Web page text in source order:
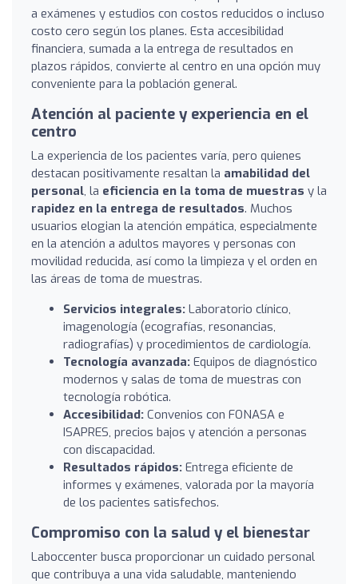
a exámenes y estudios con costos reducidos o incluso
costo cero según los planes. Esta accesibilidad
financiera, sumada a la entrega de resultados en
plazos rápidos, convierte al centro en una opción muy
conveniente para la población general.
Atención al paciente y experiencia en el
centro
La experiencia de los pacientes varía, pero quienes
destacan positivamente resaltan la amabilidad del
personal, la eficiencia en la toma de muestras y la
rapidez en la entrega de resultados. Muchos
usuarios elogian la atención empática, especialmente
en la atención a adultos mayores y personas con
movilidad reducida, así como la limpieza y el orden en
las áreas de toma de muestras.
Servicios integrales: Laboratorio clínico,
imagenología (ecografías, resonancias,
radiografías) y procedimientos de cardiología.
Tecnología avanzada: Equipos de diagnóstico
modernos y salas de toma de muestras con
tecnología robótica.
Accesibilidad: Convenios con FONASA e
ISAPRES, precios bajos y atención a personas
con discapacidad.
Resultados rápidos: Entrega eficiente de
informes y exámenes, valorada por la mayoría
de los pacientes satisfechos.
Compromiso con la salud y el bienestar
Laboccenter busca proporcionar un cuidado personal
que contribuya a una vida saludable, manteniendo